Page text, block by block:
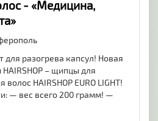
- «Медицина,
для разогрева капсул! Новая
– щипцы для
HAIRSHOP EURO LIGHT!
— вес всего 200 грамм! —